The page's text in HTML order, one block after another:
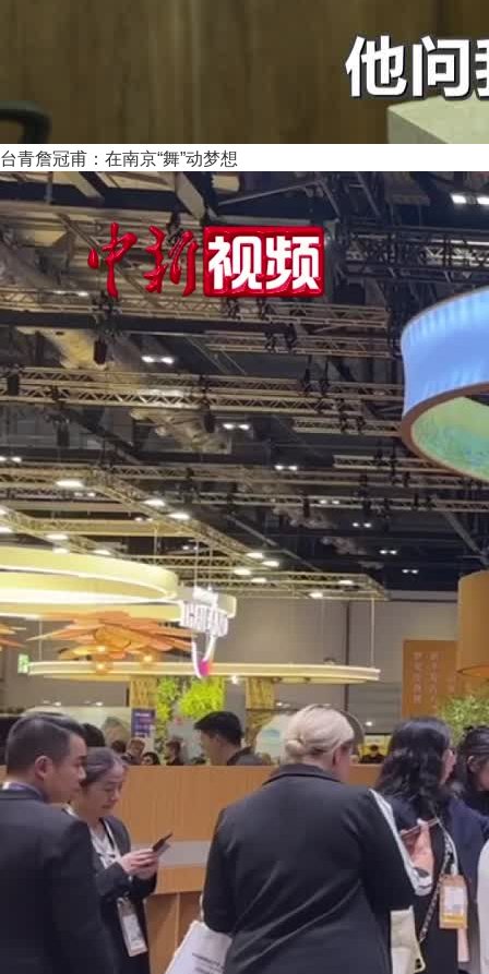
台青詹冠甫：在南京“舞”动梦想